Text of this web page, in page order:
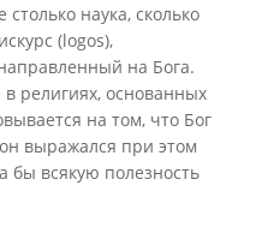
наука, сколько
(logos),
на Бога.
религиях, основанных
на том, что Бог
выражался при этом
бы всякую полезность